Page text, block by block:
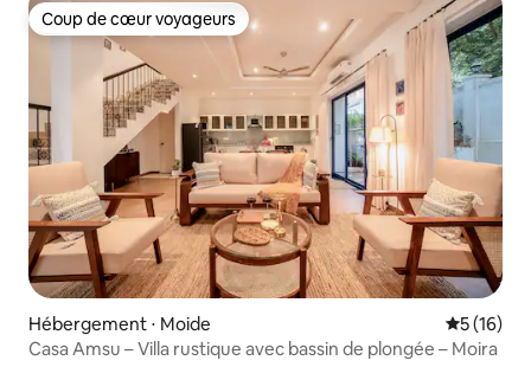
Coup de cœur voyageurs
Coup de cœur voyageurs
Hébergement ⋅ Moide
5 (16)
Casa Amsu – Villa rustique avec bassin de plongée – Moira